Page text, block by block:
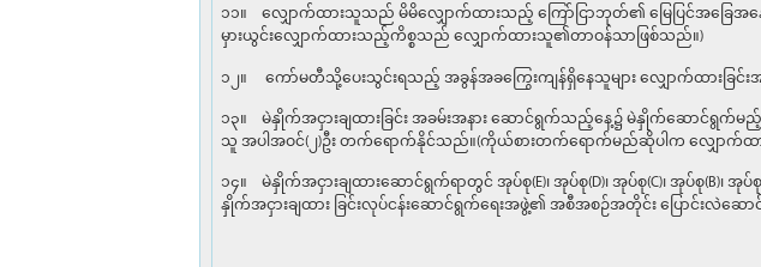
၁၁။ လျှောက်ထားသူသည် မိမိလျှောက်ထားသည့် ကြော်ငြာဘုတ်၏ မြေပြင်အခြေအ
မှားယွင်းလျှောက်ထားသည့်ကိစ္စသည် လျှောက်ထားသူ၏တာဝန်သာဖြစ်သည်။)
၁၂။ ကော်မတီသို့ပေးသွင်းရသည့် အခွန်အခကြွေးကျန်ရှိနေသူများ လျှောက်ထားခြ
၁၃။ မဲနှိုက်အငှားချထားခြင်း အခမ်းအနား ဆောင်ရွက်သည့်နေ့၌ မဲနှိုက်ဆောင်ရွ
သူ အပါအဝင်(၂)ဦး တက်ရောက်နိုင်သည်။(ကိုယ်စားတက်ရောက်မည်ဆိုပါက လျှောက်
၁၄။ မဲနှိုက်အငှားချထားဆောင်ရွက်ရာတွင် အုပ်စု(E)၊ အုပ်စု(D)၊ အုပ်စု(C)၊ အုပ်စု
နှိုက်အငှားချထား ခြင်းလုပ်ငန်းဆောင်ရွက်ရေးအဖွဲ့၏ အစီအစဉ်အတိုင်း ပြောင်းလဲဆေ